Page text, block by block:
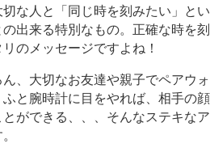
な人と「同じ時を刻みたい」とい
出来る特別なもの。正確な時を刻
のメッセージですよね！
、大切なお友達や親子でペアウォ
と腕時計に目をやれば、相手の顔
ができる、、、そんなステキなア